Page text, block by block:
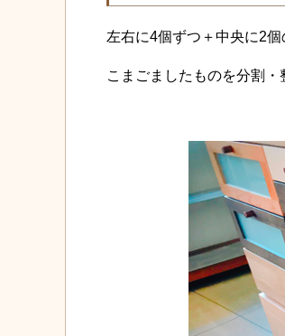
左右に4個ずつ＋中央に2
こまごましたものを分割・